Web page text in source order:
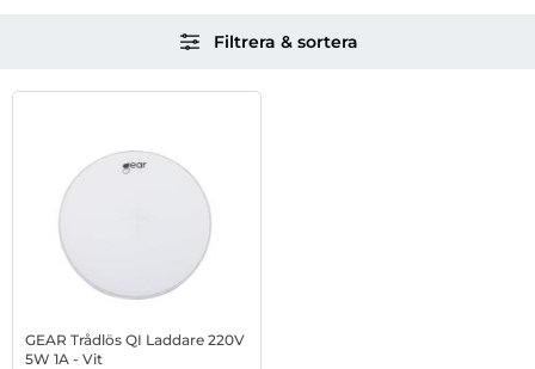
Filtrera & sortera
Filtrera & sortera
GEAR Trådlös QI Laddare 220V
5W 1A - Vit